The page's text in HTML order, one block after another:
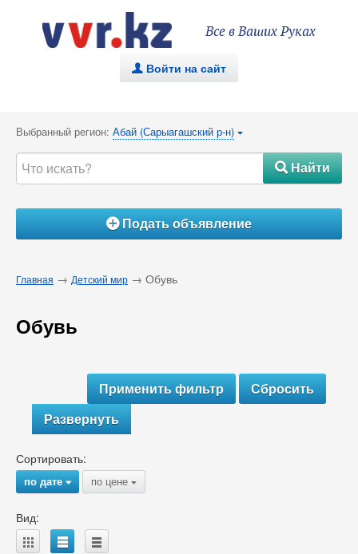
Все в Ваших Руках
. Войти на сайт
Выбранный регион: Абай (Сарыагашский р-н) {
#Найти
ÁПодать объявление
Главная → Детский мир → Обувь
Обувь
Развернуть
Сортировать:
по дате{ по цене {
Вид:
A B C